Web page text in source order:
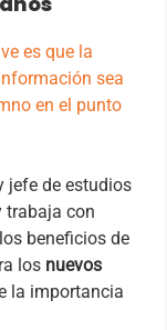
es que la
sea
en el punto
jefe de estudios
trabaja con
beneficios de
los nuevos
la importancia